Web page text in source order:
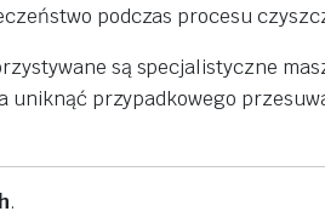
podczas procesu
są specjalistyczne
uniknąć przypadkowego
.